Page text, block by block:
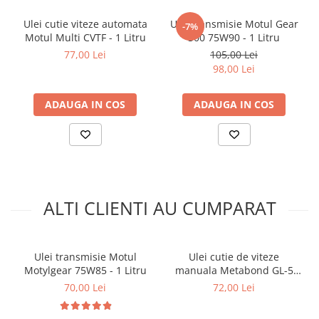
Pivot suspensie
Ambreiaj
► Accesorii auto
■ Tavite auto portbagaj
■ Covorase/presuri auto
■ Intretinere auto
■ Siguranta auto
■ Truse si scule de mana
Ulei cutie viteze automata
Motul Multi CVTF - 1 Litru
77,00 Lei
ADAUGA IN COS
-7%
Ulei transmisie Motul Gear
300 75W90 - 1 Litru
105,00 Lei
98,00 Lei
ADAUGA IN COS
ALTI CLIENTI AU CUMPARAT
Ulei transmisie Motul
Motylgear 75W85 - 1 Litru
70,00 Lei
Ulei cutie de viteze
manuala Metabond GL-5
75W90 - 1 Litru
72,00 Lei